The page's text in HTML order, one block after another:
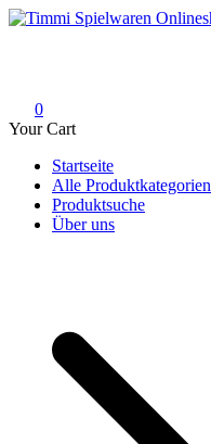
Skip
0
Your Cart
Startseite
Alle Produktkategorien
Produktsuche
Über uns